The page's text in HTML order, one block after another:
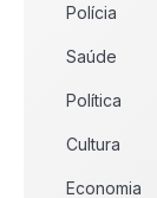
Polícia
Saúde
Política
Cultura
Economia